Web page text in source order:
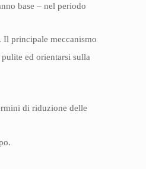
base – nel periodo
principale meccanismo
ed orientarsi sulla
di riduzione delle